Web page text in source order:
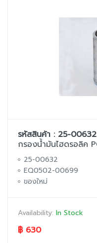
รหัสสินค้า : 25-00632
กรองน้ำมันไฮดรอลิค
25-00632
EQ0502-00699
ของใหม่
Availability: In Stock
฿ 630